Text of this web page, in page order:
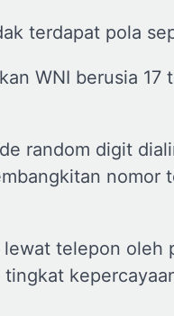
terdapat pola
WNI berusia
random digit
nomor
telepon